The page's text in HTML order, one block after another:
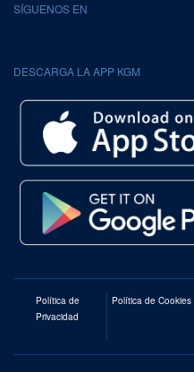
SÍGUENOS EN
DESCARGA LA APP KGM
Política de
Privacidad
Política de Cookies